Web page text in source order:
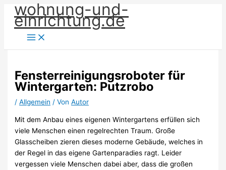
Zum
Inhalt
springen
wohnung-und-
einrichtung.de
Fensterreinigungsroboter für
Wintergarten: Putzrobo
/Allgemein / VonAutor
Mit dem Anbau eines eigenen Wintergartens erfüllen sich
viele Menschen einen regelrechten Traum. Große
Glasscheiben zieren dieses moderne Gebäude, welches in
der Regel in das eigene Gartenparadies ragt. Leider
vergessen viele Menschen dabei aber, dass die großen